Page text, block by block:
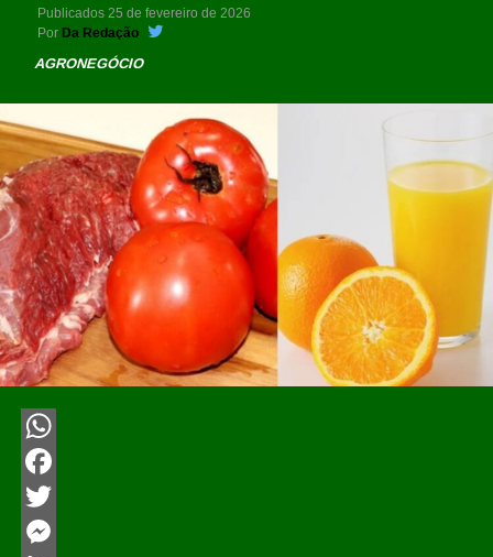
Publicados 25 de fevereiro de 2026
Por Da Redação
AGRONEGÓCIO
WhatsApp
Facebook
Twitter